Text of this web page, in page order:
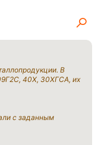
В
40Х, 30ХГСА, их
с заданным